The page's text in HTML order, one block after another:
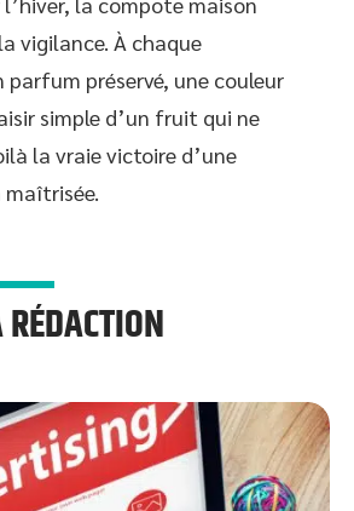
vigilance. À chaque
parfum préservé, une couleur
simple d’un fruit qui ne
la vraie victoire d’une